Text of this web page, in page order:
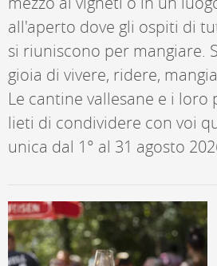
all'aperto dove gli ospiti di
si riuniscono per mangiare.
gioia di vivere, ridere,
Le cantine vallesane e i
lieti di condividere con voi
unica dal 1° al 31 agosto